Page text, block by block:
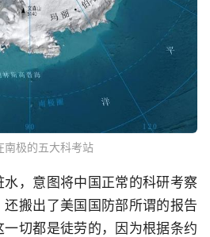
南极的五大科考站
水，意图将中国正常的科研考察
搬出了美国国防部所谓的报告
切都是徒劳的，因为根据条约